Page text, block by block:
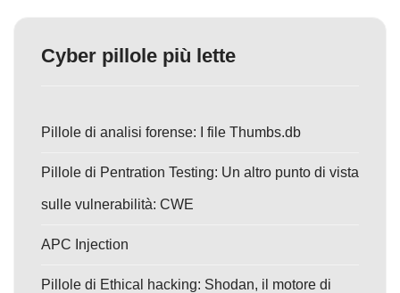
Cyber pillole più lette
Pillole di analisi forense: I file Thumbs.db
Pillole di Pentration Testing: Un altro punto di vista
sulle vulnerabilità: CWE
APC Injection
Pillole di Ethical hacking: Shodan, il motore di